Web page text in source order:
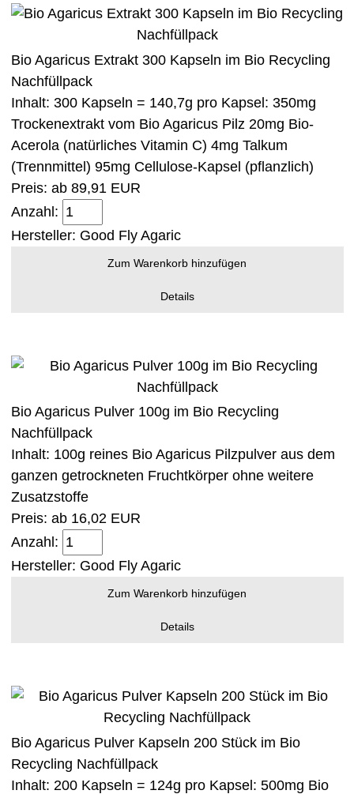
Bio Agaricus Extrakt 300 Kapseln im Bio Recycling
Nachfüllpack
Inhalt: 300 Kapseln = 140,7g pro Kapsel: 350mg
Trockenextrakt vom Bio Agaricus Pilz 20mg Bio-
Acerola (natürliches Vitamin C) 4mg Talkum
(Trennmittel) 95mg Cellulose-Kapsel (pflanzlich)
Preis: ab 89,91 EUR
Anzahl:
Hersteller: Good Fly Agaric
Zum Warenkorb hinzufügen
Details
Bio Agaricus Pulver 100g im Bio Recycling
Nachfüllpack
Inhalt: 100g reines Bio Agaricus Pilzpulver aus dem
ganzen getrockneten Fruchtkörper ohne weitere
Zusatzstoffe
Preis: ab 16,02 EUR
Anzahl:
Hersteller: Good Fly Agaric
Zum Warenkorb hinzufügen
Details
Bio Agaricus Pulver Kapseln 200 Stück im Bio
Recycling Nachfüllpack
Inhalt: 200 Kapseln = 124g pro Kapsel: 500mg Bio